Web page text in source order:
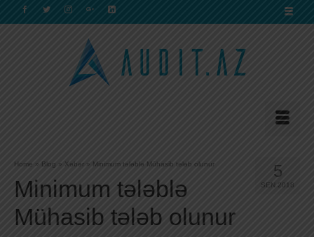
5
SEN 2018
Home » Blog » Xəbər » Minimum tələblə Mühasib tələb olunur
Minimum tələblə
Mühasib tələb olunur